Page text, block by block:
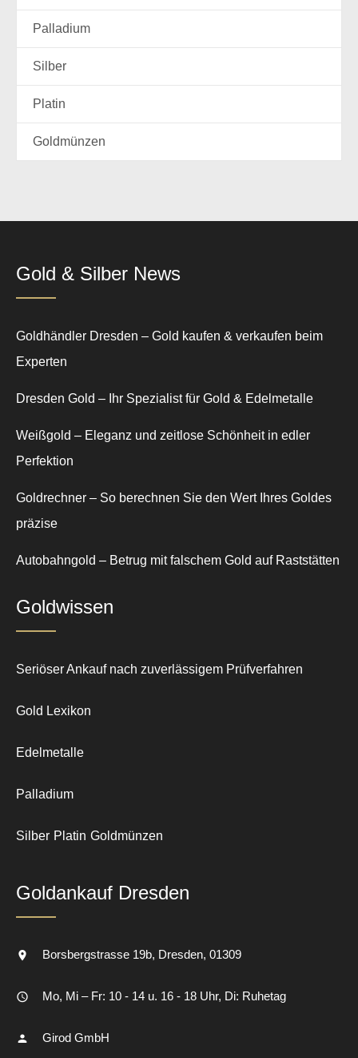
Palladium
Silber
Platin
Goldmünzen
Gold & Silber News
Goldhändler Dresden – Gold kaufen & verkaufen beim
Experten
Dresden Gold – Ihr Spezialist für Gold & Edelmetalle
Weißgold – Eleganz und zeitlose Schönheit in edler
Perfektion
Goldrechner – So berechnen Sie den Wert Ihres Goldes
präzise
Autobahngold – Betrug mit falschem Gold auf Raststätten
Goldwissen
Seriöser Ankauf nach zuverlässigem Prüfverfahren
Gold Lexikon
Edelmetalle
Palladium
Silber Platin Goldmünzen
Goldankauf Dresden
Borsbergstrasse 19b Dresden 01309
Mo, Mi – Fr: 10 - 14 u. 16 - 18 Uhr, Di: Ruhetag
Girod GmbH